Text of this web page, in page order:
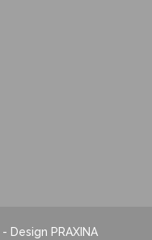
Design PRAXINA